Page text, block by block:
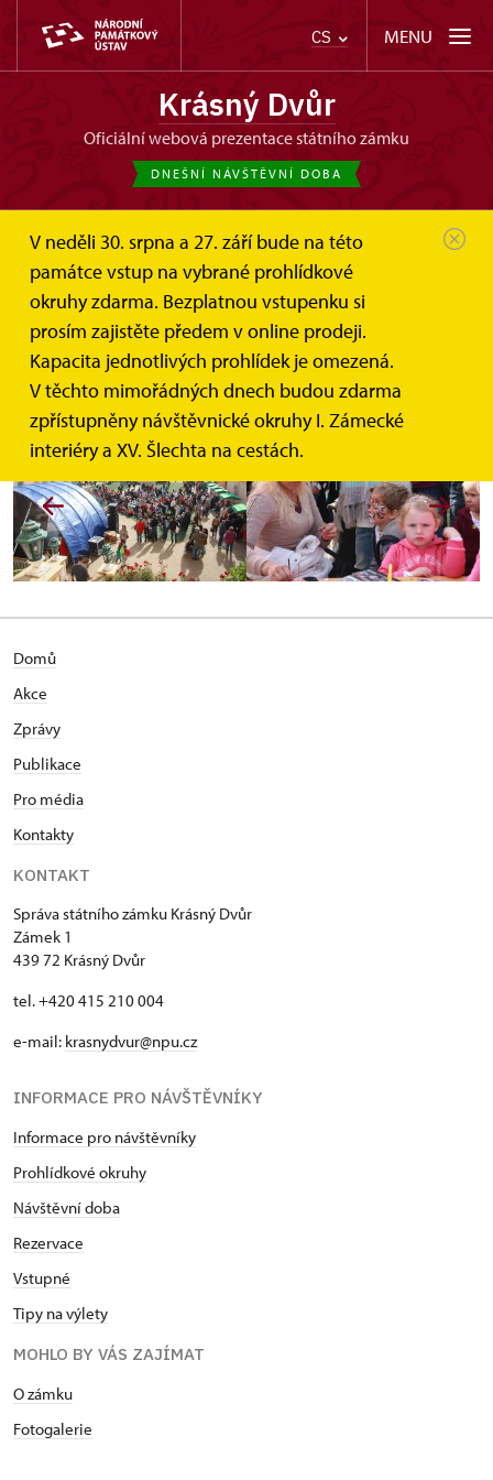
CS MENU
Krásný Dvůr
oficiální webová prezentace státního zámku
DNEŠNÍ NÁVŠTĚVNÍ DOBA
V neděli 30. srpna a 27. září bude na této
památce vstup na vybrané prohlídkové
okruhy zdarma. Bezplatnou vstupenku si
prosím zajistěte předem v online prodeji.
Kapacita jednotlivých prohlídek je omezená.
V těchto mimořádných dnech budou zdarma
zpřístupněny návštěvnické okruhy I. Zámecké
interiéry a XV. Šlechta na cestách.
Jablečný den
3. 10. 2015
Domů
Akce
Zprávy
Publikace
Pro média
Kontakty
KONTAKT
Správa státního zámku Krásný Dvůr
Zámek 1
439 72 Krásný Dvůr
tel. +420 415 210 004
e-mail: krasnydvur@npu.cz
INFORMACE PRO NÁVŠTĚVNÍKY
Informace pro návštěvníky
Prohlídkové okruhy
Návštěvní doba
Rezervace
Vstupné
Tipy na výlety
MOHLO BY VÁS ZAJÍMAT
O zámku
Fotogalerie